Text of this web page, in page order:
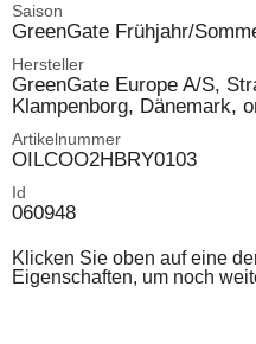
Saison
GreenGate Frühjahr/
Hersteller
GreenGate Europe A/S,
Klampenborg, Dänemark,
Artikelnummer
OILCOO2HBRY0103
Id
060948
Klicken Sie oben auf eine
Eigenschaften, um noch